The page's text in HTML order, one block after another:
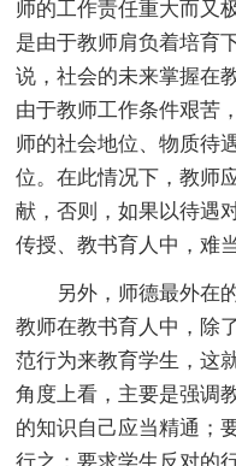
师的工作责任重大而又
是由于教师肩负着培育
说，社会的未来掌握在
由于教师工作条件艰苦
师的社会地位、物质待
位。在此情况下，教师
献，否则，如果以待遇
传授、教书育人中，难
另外，师德最外在
教师在教书育人中，除
范行为来教育学生，这
角度上看，主要是强调
的知识自己应当精通；